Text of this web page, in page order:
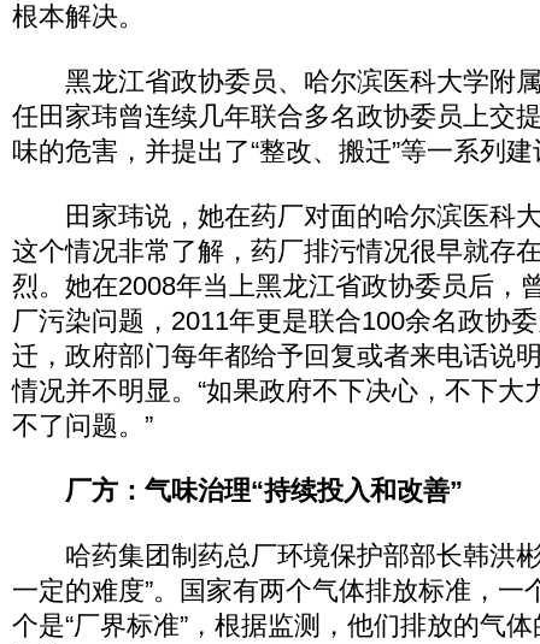
根本解决。
黑龙江省政协委员、哈尔滨医科大学附
任田家玮曾连续几年联合多名政协委员上交
味的危害，并提出了“整改、搬迁”等一系列
田家玮说，她在药厂对面的哈尔滨医科
这个情况非常了解，药厂排污情况很早就存
烈。她在2008年当上黑龙江省政协委员后，
厂污染问题，2011年更是联合100余名政协
迁，政府部门每年都给予回复或者来电话说
情况并不明显。“如果政府不下决心，不下大
不了问题。”
厂方：气味治理“持续投入和改善”
哈药集团制药总厂环境保护部部长韩洪彬
一定的难度”。国家有两个气体排放标准，一
个是“厂界标准”，根据监测，他们排放的气